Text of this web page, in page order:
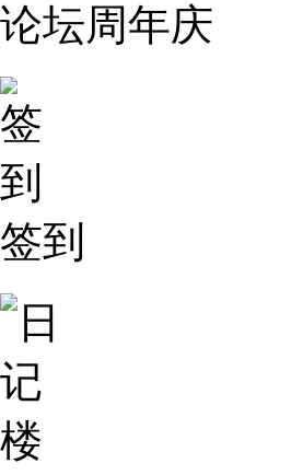
论坛周年庆
签到